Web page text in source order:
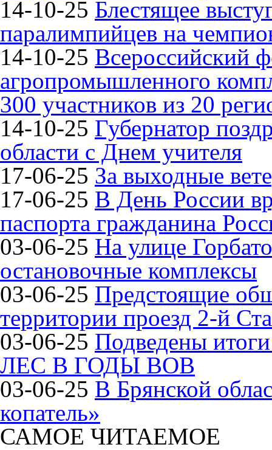
14-10-25 Блестящее
паралимпийцев на
14-10-25 Всероссийский
агропромышленного
300 участников из 20
14-10-25 Губернатор
области с Днем учителя
17-06-25 За выходные
17-06-25 В День России
паспорта гражданина
03-06-25 На улице
остановочные комплексы
03-06-25 Предстоящие
территории проезд 2-й
03-06-25 Подведены
ЛЕС В ГОДЫ ВОВ
03-06-25 В Брянской
копатель»
САМОЕ ЧИТАЕМОЕ